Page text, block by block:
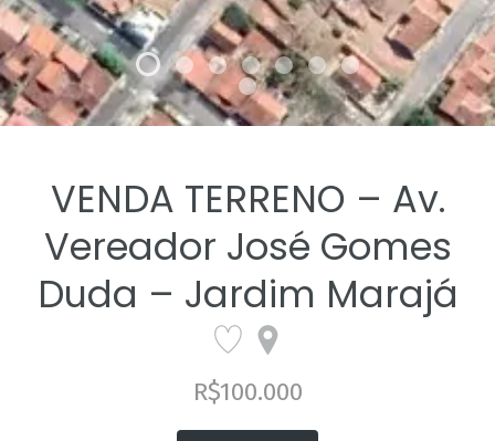
VENDA TERRENO – Av.
Vereador José Gomes
Duda – Jardim Marajá
R$100.000